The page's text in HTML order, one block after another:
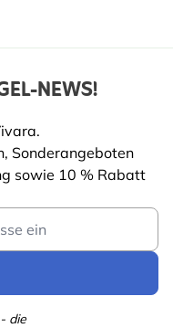
Diese Pflanze
für Insekten und
frisch
oder stehen
kg
Vogel,
NEWS!
Sonderangeboten
sowie 10 % Rabatt
die